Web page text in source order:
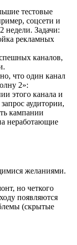
тестовые
соцсети и
недели. Задачи:
рекламных
каналов,
что один канал
2»:
этого канала и
аудитории,
кампании
неработающие
желаниями.
но четкого
появляются
(скрытые